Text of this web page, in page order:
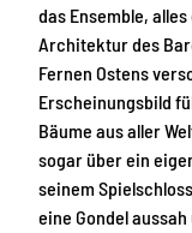
das Ensemble,
Architektur des
Fernen Ostens
Erscheinungsbild
Bäume aus aller
sogar über ein
seinem
eine Gondel